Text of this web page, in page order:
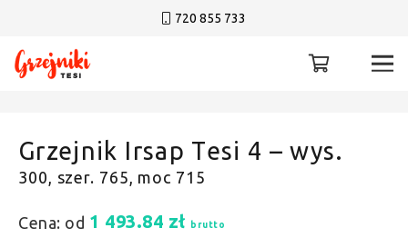
720 855 733
Grzejnik Irsap Tesi 4 – wys.
300, szer. 765, moc 715
Cena: od 1 493.84 zł brutto